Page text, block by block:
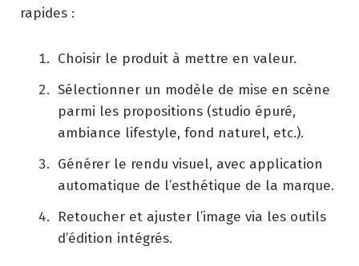
rapides :
Choisir le produit à mettre en valeur.
Sélectionner un modèle de mise en scène
parmi les propositions (studio épuré,
ambiance lifestyle, fond naturel, etc.).
Générer le rendu visuel, avec application
automatique de l’esthétique de la marque.
Retoucher et ajuster l’image via les outils
d’édition intégrés.